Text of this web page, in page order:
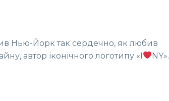
Нью-Йорк так сердечно, як любив
автор іконічного логотипу «I
NY».